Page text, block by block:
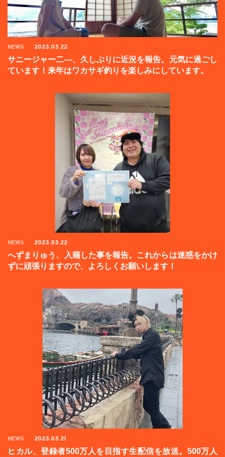
NEWS 2023.03.22
サニージャー二―、久しぶりに近況を報告。元気に過ごし
ています！来年はワカサギ釣りを楽しみにしています。
NEWS 2023.03.22
へずまりゅう、入籍した事を報告。これからは迷惑をかけ
ずに頑張りますので、よろしくお願いします！
NEWS 2023.03.21
ヒカル、登録者500万人を目指す生配信を放送。500万人